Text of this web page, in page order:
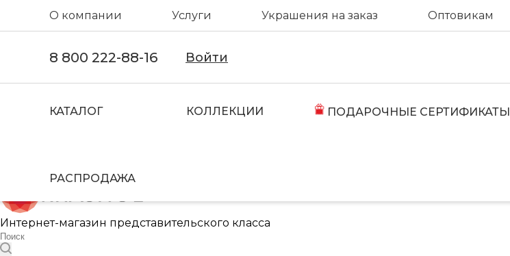
О компании Услуги Украшения на заказ Оптовикам
8 800 222-88-16 Войти
КАТАЛОГ КОЛЛЕКЦИИ ПОДАРОЧНЫЕ СЕРТИФИКАТЫ
РАСПРОДАЖА
Интернет-магазин представительского класса